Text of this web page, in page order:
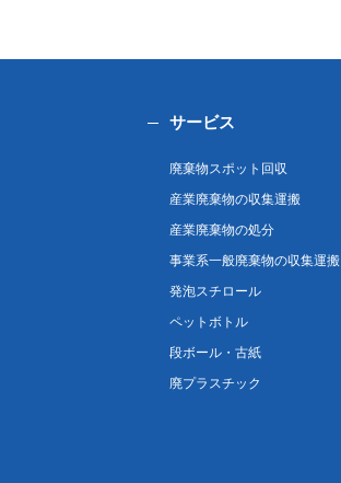
サービス
廃棄物スポット回収
産業廃棄物の収集運搬
産業廃棄物の処分
事業系一般廃棄物の収集運搬
発泡スチロール
ペットボトル
段ボール・古紙
廃プラスチック